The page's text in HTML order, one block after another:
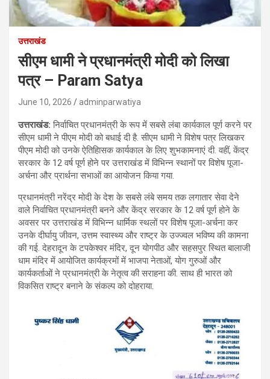
उत्तराखंड
सीएम धामी ने प्रधानमंत्री मोदी को लिखा
पत्र – Param Satya
June 10, 2026 adminparwatiya
उत्तराखंड: निर्वाचित प्रधानमंत्री के रूप में सबसे लंबा कार्यकाल पूर्ण करने पर
सीएम धामी ने पीएम मोदी को बधाई दी है. सीएम धामी ने विशेष पत्र लिखकर
पीएम मोदी को उनके ऐतिहािसक कार्यकाल के लिए शुभकामनाएं दी. वहीं, केंद्र
सरकार के 12 वर्ष पूर्ण होने पर उत्तराखंड में विभिन्न स्थानों पर विशेष पूजा-
अर्चना और प्रार्थना सभाओं का आयोजन किया गया.
प्रधानमंत्री नरेंद्र मोदी के देश के सबसे लंबे समय तक लगातार सेवा देने
वाले निर्वाचित प्रधानमंत्री बनने और केंद्र सरकार के 12 वर्ष पूर्ण होने के
अवसर पर उत्तराखंड में विभिन्न धार्मिक स्थलों पर विशेष पूजा-अर्चना कर
उनके दीर्घायु जीवन, उत्तम स्वास्थ्य और राष्ट्र के उज्ज्वल भविष्य की कामना
की गई. देहरादून के टपकेश्वर मंदिर, दून योगपीठ और सहसपुर स्थित बालाजी
धाम मंदिर में आयोजित कार्यक्रमों में भाजपा नेताओं, योग गुरुओं और
कार्यकर्ताओं ने प्रधानमंत्री के नेतृत्व की सराहना की. साथ ही भारत को
विकसित राष्ट्र बनाने के संकल्प को दोहराया.